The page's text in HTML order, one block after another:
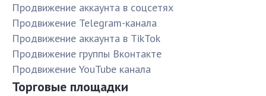
Продвижение аккаунта в соцсетях
Продвижение Telegram-канала
Продвижение аккаунта в TikTok
Продвижение группы Вконтакте
Продвижение YouTube канала
Торговые площадки